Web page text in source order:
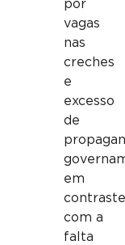
por
vagas
nas
creches
e
excesso
de
em
com a
falta